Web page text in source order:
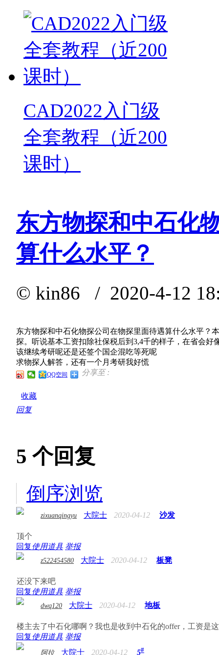
CAD2022入门级
全套教程（近200
课时）
东方物探和中石化
算什么水平？
© kin86 / 2020-4-12
东方物探和中石化物探公司在物探里面待遇算什么水平？
探。听说基本工资扣除社保税后到3,4千的样子，在省会
该继续考研呢还是还签个国企混吃等死呢
求物探人解答，还有一个月考研我好慌
分享至 :
QQ空间
收藏
回复
5 个回复
倒序浏览
zixuanqingyu 大院士 2020-04-12 沙发
顶个
回复使用道具 举报
z522454580 大院士 2020-04-12 板凳
还没下来吧
回复使用道具 举报
dwq120 大院士 2020-04-12 地板
楼主去了中石化哪啊？我也是收到中石化的offer，工资是
回复使用道具 举报
阿拉 大院士 2020-04-12 5#